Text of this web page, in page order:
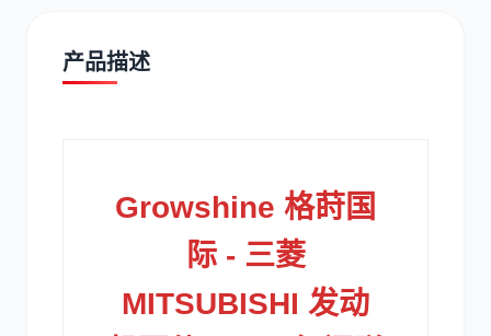
道依茨
斗山 三一
产品描述
Growshine 格莳国
际 - 三菱
MITSUBISHI 发动